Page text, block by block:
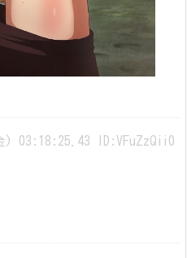
) 03:18:25.43 ID:VFuZzQii0